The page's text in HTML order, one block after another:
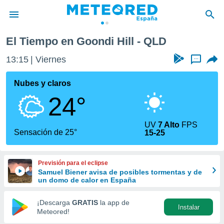
de
por
que se
calidad.
a este
las
y
forma
digital
basada
El Tiempo en Goondi Hill - QLD
13:15 Viernes ...
Nubes y claros
24°
Sensación de 25°
UV7 Alto FPS
15-25
Previsión para el eclipse
Samuel Biener avisa de posibles tormentas y de
un domo de calor en España
¡Descarga GRATIS la app de
Meteored!
Instalar